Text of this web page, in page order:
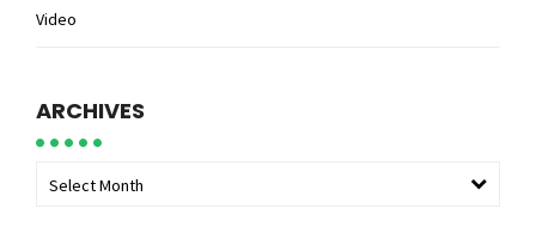
Video
ARCHIVES
Select Month